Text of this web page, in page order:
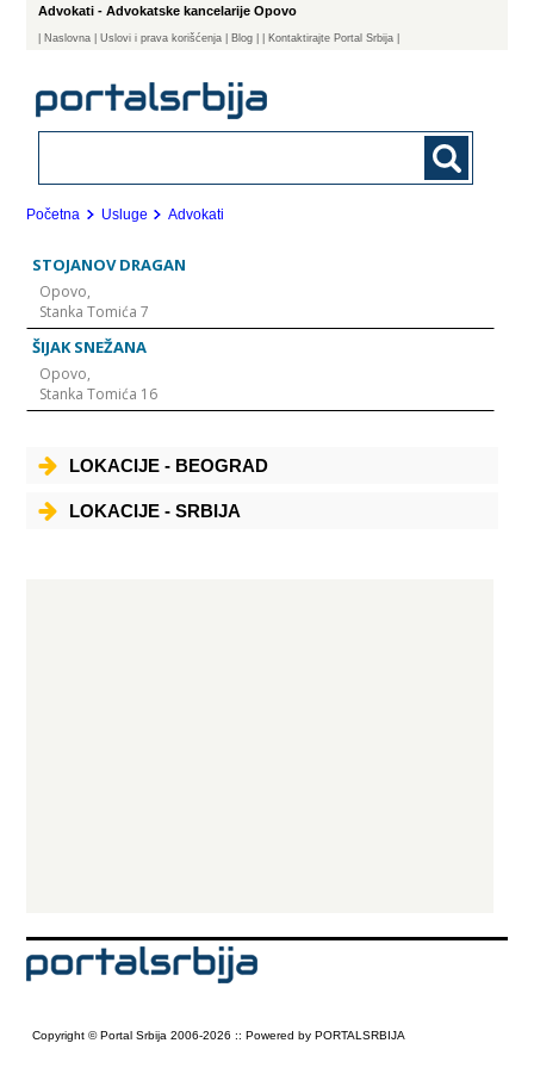
Advokati - Advokatske kancelarije Opovo
Naslovna | Uslovi i prava korišćenja Blog | Kontaktirajte Portal Srbija |
Početna Usluge Advokati
STOJANOV DRAGAN
Opovo,
Stanka Tomića 7
ŠIJAK SNEŽANA
Opovo,
Stanka Tomića 16
LOKACIJE - BEOGRAD
LOKACIJE - SRBIJA
Copyright © Portal Srbija 2006-2026 :: Powered by PORTALSRBIJA